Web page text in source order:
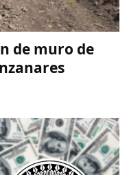
de muro de